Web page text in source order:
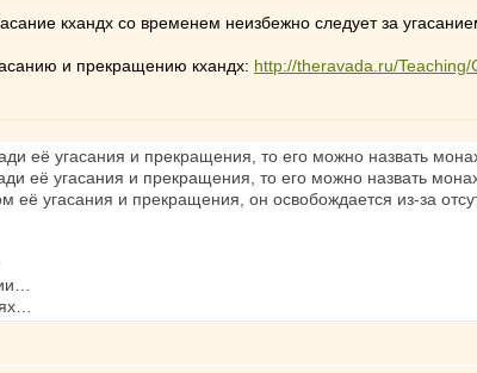
кхандх со временем неизбежно следует за
и прекращению кхандх: http://theravada.ru/
её угасания и прекращения, то его можно назвать
её угасания и прекращения, то его можно назвать
угасания и прекращения, он освобождается из-за